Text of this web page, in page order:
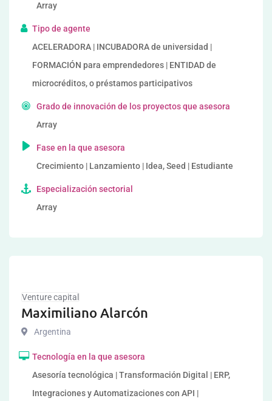
Array
Tipo de agente
ACELERADORA | INCUBADORA de universidad |
FORMACIÓN para emprendedores | ENTIDAD de
microcréditos, o préstamos participativos
Grado de innovación de los proyectos que asesora
Array
Fase en la que asesora
Crecimiento | Lanzamiento | Idea, Seed | Estudiante
Especialización sectorial
Array
Venture capital
Maximiliano Alarcón
Argentina
Tecnología en la que asesora
Asesoría tecnológica | Transformación Digital | ERP,
Integraciones y Automatizaciones con API |